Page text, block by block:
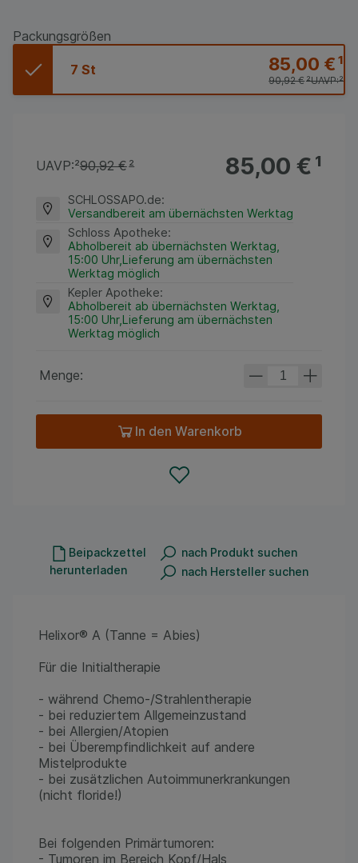
Packungsgrößen
7 St 85,00 €¹
UAVP:²
90,92 €²
85,00 €¹
UAVP:²90,92 €²
SCHLOSSAPO.de:
Versandbereit am übernächsten Werktag
Schloss Apotheke:
Abholbereit ab übernächsten Werktag,
15:00 Uhr,Lieferung am übernächsten
Werktag möglich
Kepler Apotheke:
Abholbereit ab übernächsten Werktag,
15:00 Uhr,Lieferung am übernächsten
Werktag möglich
Menge:
In den Warenkorb
Beipackzettel
herunterladen
nach Produkt suchen
nach Hersteller suchen
Helixor® A (Tanne = Abies)
Für die Initialtherapie
- während Chemo-/Strahlentherapie
- bei reduziertem Allgemeinzustand
- bei Allergien/Atopien
- bei Überempfindlichkeit auf andere
Mistelprodukte
- bei zusätzlichen Autoimmunerkrankungen
(nicht floride!)
Bei folgenden Primärtumoren:
- Tumoren im Bereich Kopf/Hals